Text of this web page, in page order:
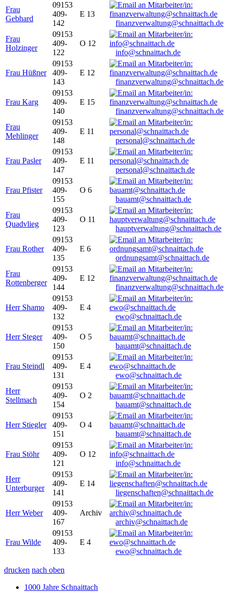
Frau
Gebhard
09153
409-
142
E 13
finanzverwaltung@schnaittach.de
Frau
Holzinger
09153
409-
122
O 12
info@schnaittach.de
Frau Hüßner
09153
409-
143
E 12
finanzverwaltung@schnaittach.de
Frau Karg
09153
409-
140
E 15
finanzverwaltung@schnaittach.de
Frau
Mehlinger
09153
409-
148
E 11
personal@schnaittach.de
Frau Pasler
09153
409-
147
E 11
personal@schnaittach.de
Frau Pfister
09153
409-
155
O 6
bauamt@schnaittach.de
Frau
Quadvlieg
09153
409-
123
O 11
hauptverwaltung@schnaittach.de
Frau Rother
09153
409-
135
E 6
ordnungsamt@schnaittach.de
Frau
Rottenberger
09153
409-
144
E 12
finanzverwaltung@schnaittach.de
Herr Shamo
09153
409-
132
E 4
ewo@schnaittach.de
Herr Steger
09153
409-
150
O 5
bauamt@schnaittach.de
Frau Steindl
09153
409-
131
E 4
ewo@schnaittach.de
Herr
Stellmach
09153
409-
154
O 2
bauamt@schnaittach.de
Herr Stiegler
09153
409-
151
O 4
bauamt@schnaittach.de
Frau Stöhr
09153
409-
121
O 12
info@schnaittach.de
Herr
Unterburger
09153
409-
141
E 14
liegenschaften@schnaittach.de
Herr Weber
09153
409-
167
Archiv
archiv@schnaittach.de
Frau Wilde
09153
409-
133
E 4
ewo@schnaittach.de
drucken nach oben
1000 Jahre Schnaittach